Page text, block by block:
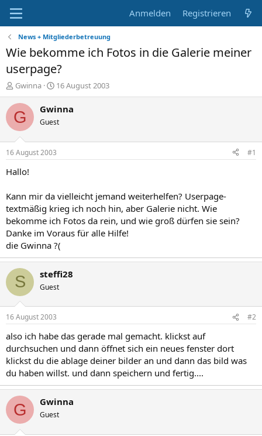
Anmelden Registrieren
News + Mitgliederbetreuung
Wie bekomme ich Fotos in die Galerie meiner
userpage?
E
r
s
t
e
r
Gwinna
E
r
s
e
l
t
16 August 2003
G Gwinna
Guest
16 August 2003 #1
Hallo!
Kann mir da vielleicht jemand weiterhelfen? Userpage-
textmäßig krieg ich noch hin, aber Galerie nicht. Wie
bekomme ich Fotos da rein, und wie groß dürfen sie sein?
Danke im Voraus für alle Hilfe!
die Gwinna ?(
S steffi28
Guest
16 August 2003 #2
also ich habe das gerade mal gemacht. klickst auf
durchsuchen und dann öffnet sich ein neues fenster dort
klickst du die ablage deiner bilder an und dann das bild was
du haben willst. und dann speichern und fertig....
G Gwinna
Guest